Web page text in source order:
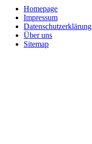
Homepage
Impressum
Datenschutzerklärung
Über uns
Sitemap